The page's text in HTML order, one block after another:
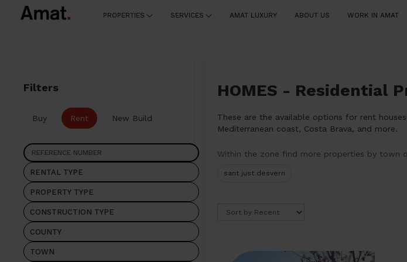
PROPERTIES SERVICES AMAT LUXURY ABOUT US WORK IN AMAT
Filters
Buy Rent New Build
HOMES - Residential
These are the available options for rent
Mediterranean coast, Costa Brava, and more.
Within the zone find more properties by town
sant just desvern